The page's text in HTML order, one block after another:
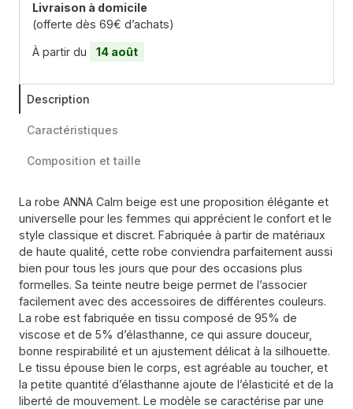
Livraison à domicile
(offerte dès 69€ d’achats)
À partir du 14 août
Description
Caractéristiques
Composition et taille
La robe ANNA Calm beige est une proposition élégante et
universelle pour les femmes qui apprécient le confort et le
style classique et discret. Fabriquée à partir de matériaux
de haute qualité, cette robe conviendra parfaitement aussi
bien pour tous les jours que pour des occasions plus
formelles. Sa teinte neutre beige permet de l’associer
facilement avec des accessoires de différentes couleurs.
La robe est fabriquée en tissu composé de 95% de
viscose et de 5% d’élasthanne, ce qui assure douceur,
bonne respirabilité et un ajustement délicat à la silhouette.
Le tissu épouse bien le corps, est agréable au toucher, et
la petite quantité d’élasthanne ajoute de l’élasticité et de la
liberté de mouvement. Le modèle se caractérise par une